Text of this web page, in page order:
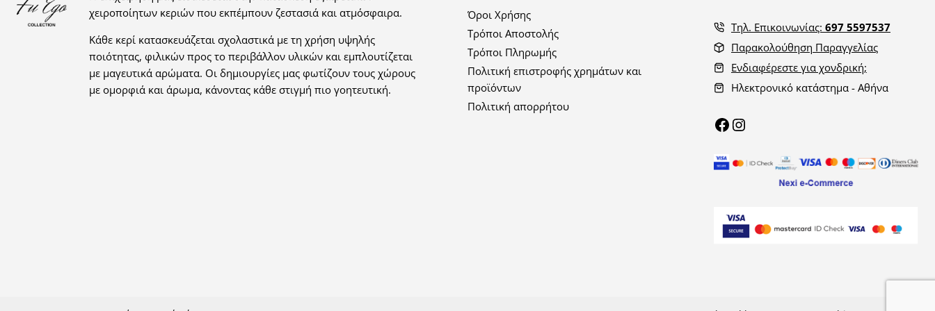
χειροποίητων κεριών που εκπέμπουν ζεστασιά και ατμόσφαιρα.
Κάθε κερί κατασκευάζεται σχολαστικά με τη χρήση υψηλής
ποιότητας, φιλικών προς το περιβάλλον υλικών και εμπλουτίζεται
με μαγευτικά αρώματα. Οι δημιουργίες μας φωτίζουν τους χώρους
με ομορφιά και άρωμα, κάνοντας κάθε στιγμή πιο γοητευτική.
Όροι Χρήσης
Τρόποι Αποστολής
Τρόποι Πληρωμής
Πολιτική επιστροφής χρημάτων και
προϊόντων
Πολιτική απορρήτου
Τηλ. Επικοινωνίας: 697 5597537
Παρακολούθηση Παραγγελίας
Ενδιαφέρεστε για χονδρική;
Ηλεκτρονικό κατάστημα - Αθήνα
Facebook
Instagram